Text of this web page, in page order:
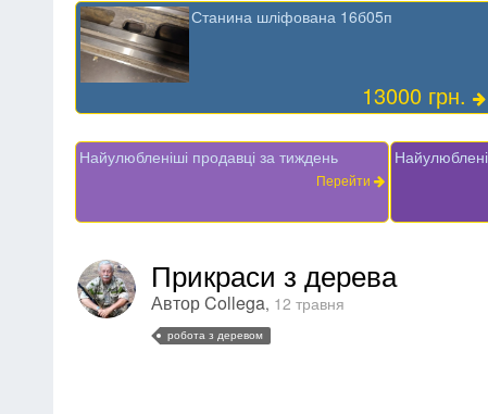
Станина шліфована 16б05п
13000 грн.
Найулюбленіші продавці за тиждень
Перейти
Прикраси з дерева
АвторCollega, 12 травня
робота з деревом